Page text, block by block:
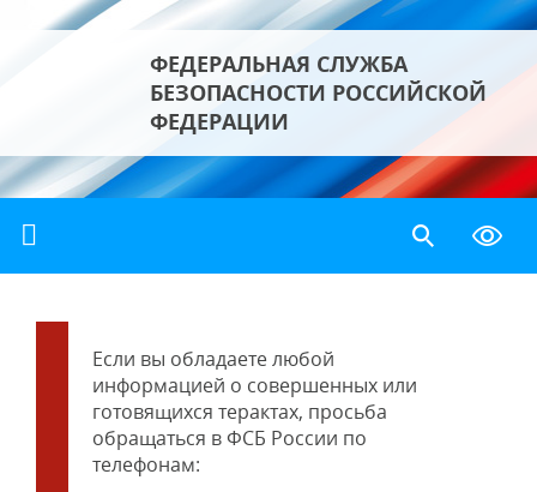
ФЕДЕРАЛЬНАЯ СЛУЖБА
БЕЗОПАСНОСТИ РОССИЙСКОЙ
ФЕДЕРАЦИИ
Если вы обладаете любой
информацией о совершенных или
готовящихся терактах, просьба
обращаться в ФСБ России по
телефонам: